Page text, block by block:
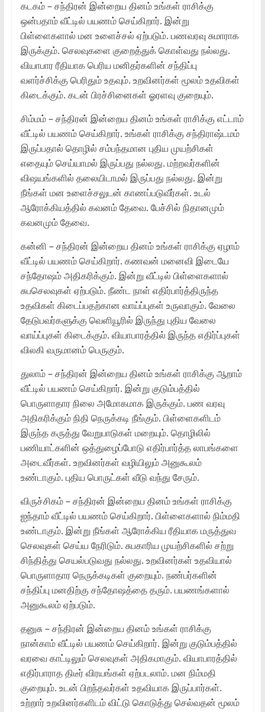
கடகம் – சந்திரன் இன்றைய தினம் உங்கள் ராசிக்கு
ஒன்பதாம் வீட்டில் பயணம் செய்கிறார். இன்று
பிள்ளைகளால் மன உளைச்சல் ஏற்படும். பணவரவு சுமாராக
இருக்கும். செலவுகளை குறைத்துக் கொள்வது நல்லது.
வியாபார ரீதியாக பெரிய மனிதர்களின் சந்திப்பு
வளர்ச்சிக்கு பெரிதும் உதவும். உறவினர்கள் மூலம் உதவிகள்
கிடைக்கும். கடன் பிரச்சினைகள் ஓரளவு குறையும்.
சிம்மம் – சந்திரன் இன்றைய தினம் உங்கள் ராசிக்கு எட்டாம்
வீட்டில் பயணம் செய்கிறார். உங்கள் ராசிக்கு சந்திராஷ்டமம்
இருப்பதால் தொழில் சம்பந்தமான புதிய முயற்சிகள்
எதையும் செய்யாமல் இருப்பது நல்லது. மற்றவர்களின்
விஷயங்களில் தலையிடாமல் இருப்பது நல்லது. இன்று
நீங்கள் மன உளைச்சலுடன் காணப்படுவீர்கள். உடல்
ஆரோக்கியத்தில் கவனம் தேவை. பேச்சில் நிதானமும்
கவனமும் தேவை.
கன்னி – சந்திரன் இன்றைய தினம் உங்கள் ராசிக்கு ஏழாம்
வீட்டில் பயணம் செய்கிறார். கணவன் மனைவி இடையே
சந்தோஷம் அதிகரிக்கும். இன்று வீட்டில் பிள்ளைகளால்
சுபசெலவுகள் ஏற்படும். நீண்ட நாள் எதிர்பார்த்திருந்த
உதவிகள் கிடைப்பதற்கான வாய்ப்புகள் உருவாகும். வேலை
தேடுபவர்களுக்கு வெளியூரில் இருந்து புதிய வேலை
வாய்ப்புகள் கிடைக்கும். வியாபாரத்தில் இருந்த எதிர்ப்புகள்
விலகி வருமானம் பெருகும்.
துலாம் – சந்திரன் இன்றைய தினம் உங்கள் ராசிக்கு ஆறாம்
வீட்டில் பயணம் செய்கிறார். இன்று குடும்பத்தில்
பொருளாதார நிலை அமோகமாக இருக்கும். பண வரவு
அதிகரிக்கும் நிதி நெருக்கடி நீங்கும். பிள்ளைகளிடம்
இருந்த கருத்து வேறுபாடுகள் மறையும். தொழிலில்
பணியாட்களின் ஒத்துழைப்போடு எதிர்பார்த்த லாபங்களை
அடைவீர்கள். உறவினர்கள் வழியிலும் அனுகூலம்
உண்டாகும். புதிய பொருட்கள் வீடு வந்து சேரும்.
விருச்சிகம் – சந்திரன் இன்றைய தினம் உங்கள் ராசிக்கு
ஐந்தாம் வீட்டில் பயணம் செய்கிறார். பிள்ளைகளால் நிம்மதி
உண்டாகும். இன்று நீங்கள் ஆரோக்கிய ரீதியாக மருத்துவ
செலவுகள் செய்ய நேரிடும். சுபகாரிய முயற்சிகளில் சற்று
சிந்தித்து செயல்படுவது நல்லது. உறவினர்கள் உதவியால்
பொருளாதார நெருக்கடிகள் குறையும். நண்பர்களின்
சந்திப்பு மனதிற்கு சந்தோஷத்தை தரும். பயணங்களால்
அனுகூலம் ஏற்படும்.
தனுசு – சந்திரன் இன்றைய தினம் உங்கள் ராசிக்கு
நான்காம் வீட்டில் பயணம் செய்கிறார். இன்று குடும்பத்தில்
வரவை காட்டிலும் செலவுகள் அதிகமாகும். வியாபாரத்தில்
எதிர்பாராத திடீர் விரயங்கள் ஏற்படலாம். மன நிம்மதி
குறையும். உடன் பிறந்தவர்கள் உதவியாக இருப்பார்கள்.
உற்றார் உறவினர்களிடம் விட்டு கொடுத்து செல்வதன் மூலம்